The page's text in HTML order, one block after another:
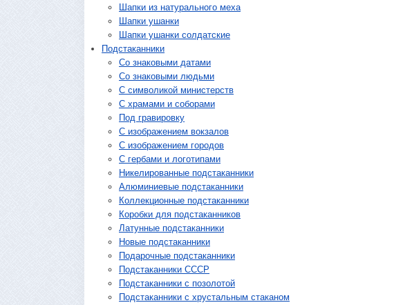
Шапки из натурального меха
Шапки ушанки
Шапки ушанки солдатские
Подстаканники
Со знаковыми датами
Cо знаковыми людьми
C символикой министерств
C храмами и соборами
Под гравировку
С изображением вокзалов
С изображением городов
С гербами и логотипами
Никелированные подстаканники
Алюминиевые подстаканники
Коллекционные подстаканники
Коробки для подстаканников
Латунные подстаканники
Новые подстаканники
Подарочные подстаканники
Подстаканники СССР
Подстаканники с позолотой
Подстаканники с хрустальным стаканом